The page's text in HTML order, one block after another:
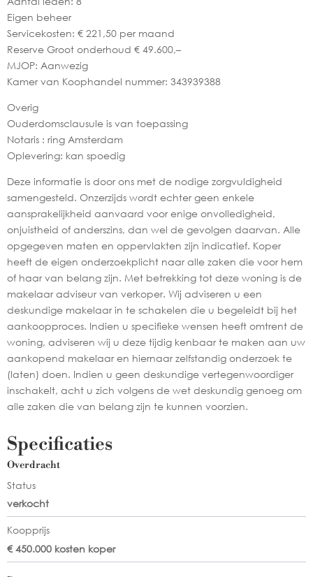
Eigen beheer
Servicekosten: € 221,50 per maand
Reserve Groot onderhoud € 49.600,–
MJOP: Aanwezig
Kamer van Koophandel nummer: 343939388
Overig
Ouderdomsclausule is van toepassing
Notaris : ring Amsterdam
Oplevering: kan spoedig
Deze informatie is door ons met de nodige zorgvuldigheid
samengesteld. Onzerzijds wordt echter geen enkele
aansprakelijkheid aanvaard voor enige onvolledigheid,
onjuistheid of anderszins, dan wel de gevolgen daarvan. Alle
opgegeven maten en oppervlakten zijn indicatief. Koper
heeft de eigen onderzoekplicht naar alle zaken die voor hem
of haar van belang zijn. Met betrekking tot deze woning is de
makelaar adviseur van verkoper. Wij adviseren u een
deskundige makelaar in te schakelen die u begeleidt bij het
aankoopproces. Indien u specifieke wensen heeft omtrent de
woning, adviseren wij u deze tijdig kenbaar te maken aan uw
aankopend makelaar en hiernaar zelfstandig onderzoek te
(laten) doen. Indien u geen deskundige vertegenwoordiger
inschakelt, acht u zich volgens de wet deskundig genoeg om
alle zaken die van belang zijn te kunnen voorzien.
Specificaties
Overdracht
Status
verkocht
Koopprijs
€ 450.000 kosten koper